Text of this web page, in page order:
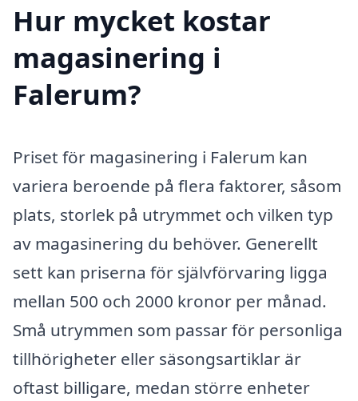
Hur mycket kostar
magasinering i
Falerum?
Priset för magasinering i Falerum kan
variera beroende på flera faktorer, såsom
plats, storlek på utrymmet och vilken typ
av magasinering du behöver. Generellt
sett kan priserna för självförvaring ligga
mellan 500 och 2000 kronor per månad.
Små utrymmen som passar för personliga
tillhörigheter eller säsongsartiklar är
oftast billigare, medan större enheter